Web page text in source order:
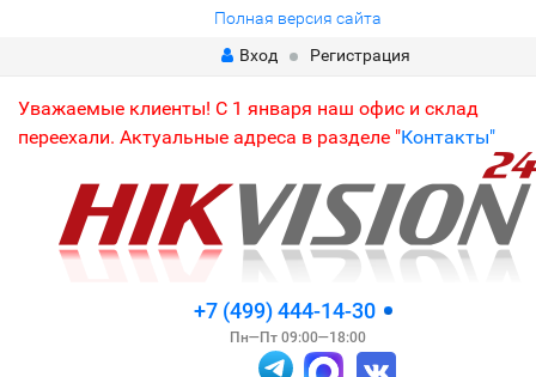
Полная версия сайта
Вход
Регистрация
Уважаемые клиенты! С 1 января наш офис и склад
переехали. Актуальные адреса в разделе "Контакты"
+7 (499) 444-14-30
Пн—Пт 09:00—18:00